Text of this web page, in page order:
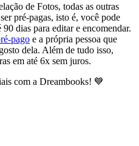
de Fotos, todas as outras
pré-pagas, isto é, você pode
dias para editar e encomendar.
pago e a própria pessoa que
dela. Além de tudo isso,
em até 6x sem juros.
com a Dreambooks! 💙